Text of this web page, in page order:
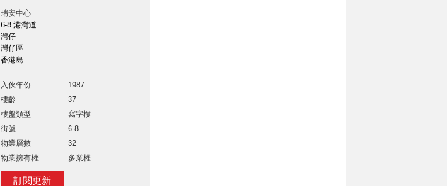
瑞安中心
6-8 港灣道
灣仔
灣仔區
香港島
入伙年份
1987
樓齡
37
樓盤類型
寫字樓
街號
6-8
物業層數
32
物業擁有權
多業權
訂閱更新